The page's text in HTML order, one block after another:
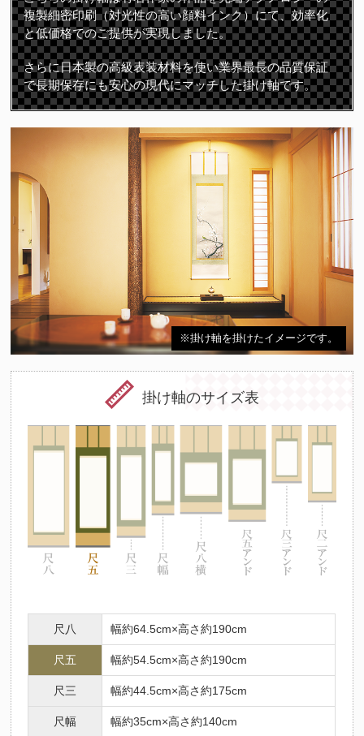
複製細密印刷（対光性の高い顔料インク）にて、効率化
と低価格でのご提供が実現しました。
さらに日本製の高級表装材料を使い業界最長の品質保証
で長期保存にも安心の現代にマッチした掛け軸です。
※掛け軸を掛けたイメージです。
掛け軸のサイズ表
尺八 幅約64.5cm×高さ約190cm
尺五 幅約54.5cm×高さ約190cm
尺三 幅約44.5cm×高さ約175cm
尺幅 幅約35cm×高さ約140cm